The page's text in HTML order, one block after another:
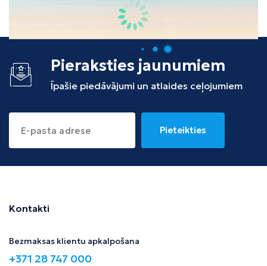
Albānija
Pieraksties jaunumiem
Īpašie piedāvājumi un atlaides ceļojumiem
Pieteikties
Kontakti
Bezmaksas klientu apkalpošana
+371 28 747 000